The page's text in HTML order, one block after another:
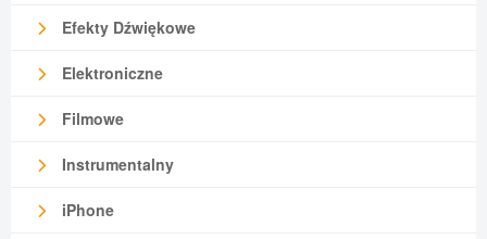
Efekty Dźwiękowe
Elektroniczne
Filmowe
Instrumentalny
iPhone